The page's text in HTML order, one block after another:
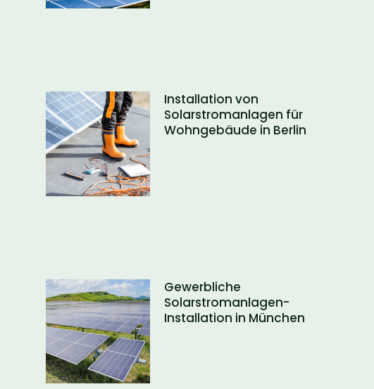
Installation von
Solarstromanlagen für
Wohngebäude in Berlin
Gewerbliche
Solarstromanlagen-
Installation in München